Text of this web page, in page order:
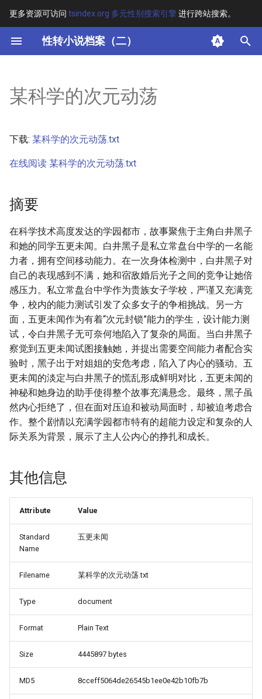
更多资源可访问 tsindex.org 多元性别搜索引擎进行跨站搜索。
性转小说档案（二）
键
开
搜
索
其他信息
正文
某科学的次元动荡
下载: 某科学的次元动荡.txt
在线阅读 某科学的次元动荡.txt
摘要
在科学技术高度发达的学园都市，故事聚焦于主角白井黑子
和她的同学五更未闻。白井黑子是私立常盘台中学的一名能
力者，拥有空间移动能力。在一次身体检测中，白井黑子对
自己的表现感到不满，她和宿敌婚后光子之间的竞争让她倍
感压力。私立常盘台中学作为贵族女子学校，严谨又充满竞
争，校内的能力测试引发了众多女子的争相挑战。另一方
面，五更未闻作为有着“次元封锁”能力的学生，设计能力测
试，令白井黑子无可奈何地陷入了复杂的局面。当白井黑子
察觉到五更未闻试图接触她，并提出需要空间能力者配合实
验时，黑子出于对姐姐的安危考虑，陷入了内心的骚动。五
更未闻的淡定与白井黑子的慌乱形成鲜明对比，五更未闻的
神秘和她身边的助手使得整个故事充满悬念。最终，黑子虽
然内心拒绝了，但在面对压迫和被动局面时，却被迫考虑合
作。整个剧情以充满学园都市特有的超能力设定和复杂的人
际关系为背景，展示了主人公内心的挣扎和成长。
其他信息
Attribute Value
Standard
Name
五更未闻
Filename 某科学的次元动荡.txt
Type document
Format Plain Text
Size 4445897 bytes
MD5 8cceff5064de26545b1ee0e42b10fb7b